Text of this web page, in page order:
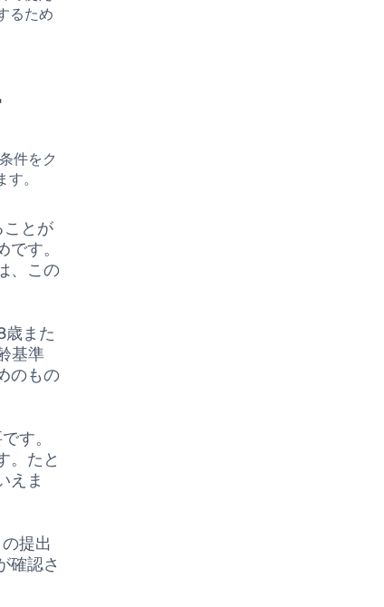
るため
件をク
。
ことが
です。
、この
歳また
基準
のもの
す。
。たと
えま
の提出
確認さ